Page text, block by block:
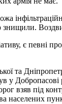
знищили.
є певні
та
взяв під
населених